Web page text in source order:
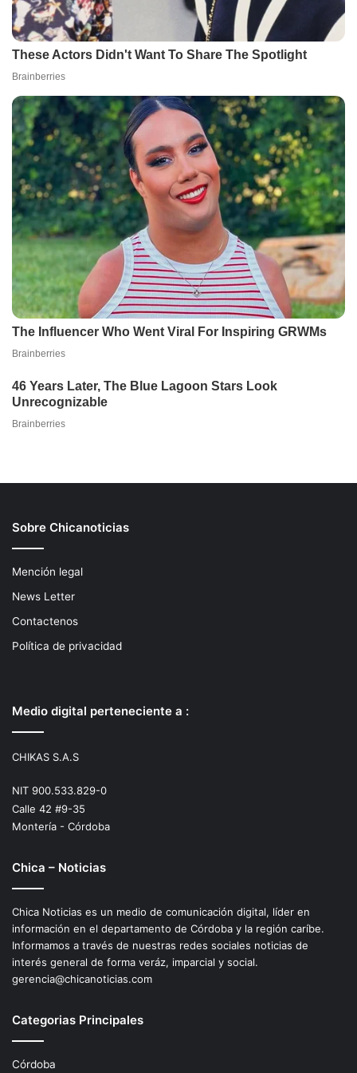
Sobre Chicanoticias
Mención legal
News Letter
Contactenos
Política de privacidad
Medio digital perteneciente a :
CHIKAS S.A.S
NIT 900.533.829-0
Calle 42 #9-35
Montería - Córdoba
Chica – Noticias
Chica Noticias es un medio de comunicación digital, líder en
información en el departamento de Córdoba y la región caríbe.
Informamos a través de nuestras redes sociales noticias de
interés general de forma veráz, imparcial y social.
gerencia@chicanoticias.com
Categorias Principales
Córdoba